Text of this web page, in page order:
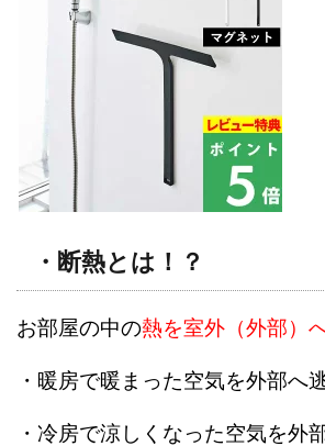
・断熱とは！？
お部屋の中の熱を室外（外部）
・暖房で暖まった空気を外部へ
・冷房で涼しくなった空気を外